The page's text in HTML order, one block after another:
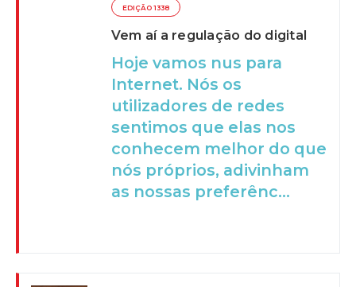
EDIÇÃO 1338
Vem aí a regulação do digital
Hoje vamos nus para
Internet. Nós os
utilizadores de redes
sentimos que elas nos
conhecem melhor do que
nós próprios, adivinham
as nossas preferênc...